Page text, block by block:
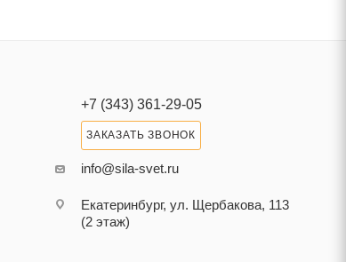
+7 (343) 361-29-05
ЗАКАЗАТЬ ЗВОНОК
info@sila-svet.ru
Екатеринбург, ул. Щербакова, 113
(2 этаж)